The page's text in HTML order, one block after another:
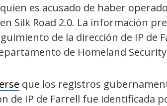
es acusado de haber
Silk Road 2.0. La información
de la dirección de IP de
de Homeland
que los registros
de IP de Farrell fue identificada